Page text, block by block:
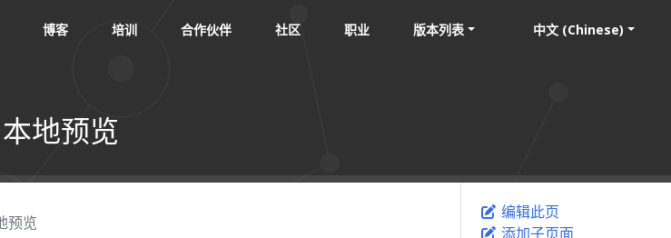
博客 培训 合作伙伴 社区 职业 版本列表 中文 (Chinese)
本地预览
编辑此页
添加子页面
预览